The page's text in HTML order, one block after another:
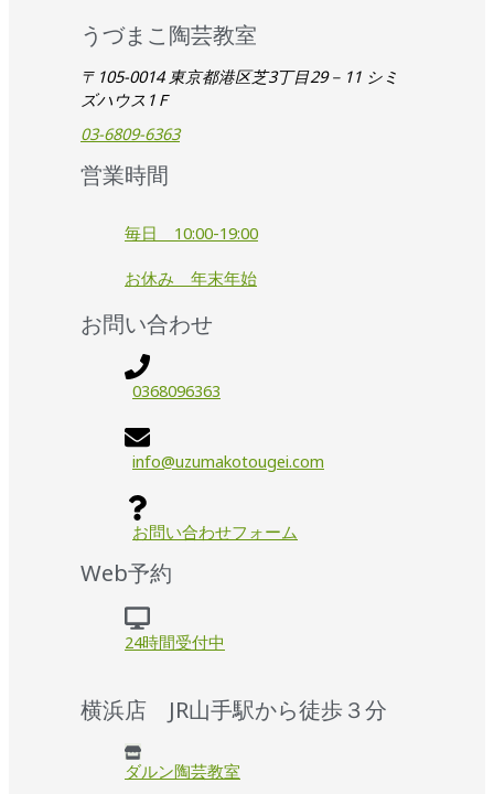
うづまこ陶芸教室
〒105-0014 東京都港区芝3丁目29－11 シミ
ズハウス1Ｆ
03-6809-6363
営業時間
毎日 10:00-19:00
お休み 年末年始
お問い合わせ
0368096363
info@uzumakotougei.com
お問い合わせフォーム
Web予約
24時間受付中
横浜店 JR山手駅から徒歩３分
ダルン陶芸教室